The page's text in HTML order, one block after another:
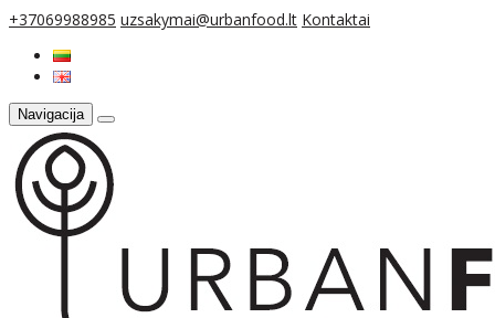
+37069988985 uzsakymai@urbanfood.lt Kontaktai
Navigacija